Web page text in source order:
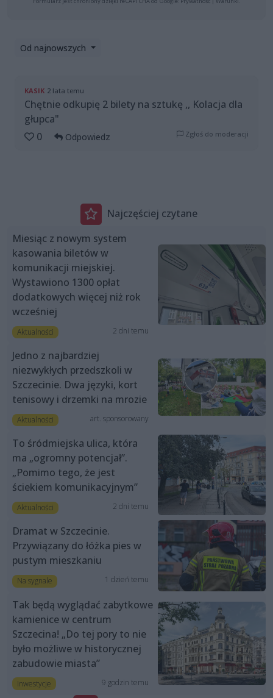
Od najnowszych
KASIK 2 lata temu
Chętnie odkupię 2 bilety na sztukę ,, Kolacja dla
głupca"
0
Odpowiedz Zgłoś do moderacji
Najczęściej czytane
Miesiąc z nowym system
kasowania biletów w
komunikacji miejskiej.
Wystawiono 1300 opłat
dodatkowych więcej niż rok
wcześniej
Aktualności 2 dni temu
Jedno z najbardziej
niezwykłych przedszkoli w
Szczecinie. Dwa języki, kort
tenisowy i drzemki na mrozie
Aktualności art. sponsorowany
To śródmiejska ulica, która
ma „ogromny potencjał”.
„Pomimo tego, że jest
ściekiem komunikacyjnym”
Aktualności 2 dni temu
Dramat w Szczecinie.
Przywiązany do łóżka pies w
pustym mieszkaniu
Na sygnale 1 dzień temu
Tak będą wyglądać zabytkowe
kamienice w centrum
Szczecina! „Do tej pory to nie
było możliwe w historycznej
zabudowie miasta”
Inwestycje 9 godzin temu